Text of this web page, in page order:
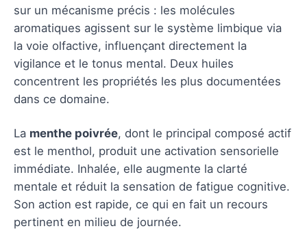
sur un mécanisme précis : les molécules
aromatiques agissent sur le système limbique via
la voie olfactive, influençant directement la
vigilance et le tonus mental. Deux huiles
concentrent les propriétés les plus documentées
dans ce domaine.
La menthe poivrée, dont le principal composé actif
est le menthol, produit une activation sensorielle
immédiate. Inhalée, elle augmente la clarté
mentale et réduit la sensation de fatigue cognitive.
Son action est rapide, ce qui en fait un recours
pertinent en milieu de journée.